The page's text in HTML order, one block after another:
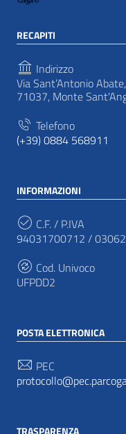
RECAPITI
Indirizzo
Via Sant’Antonio
71037, Monte
Telefono
(+39) 0884 568911
INFORMAZIONI
C.F. / P.IVA
94031700712 /
Cod. Univoco
UFPDD2
POSTA ELETTRONICA
PEC